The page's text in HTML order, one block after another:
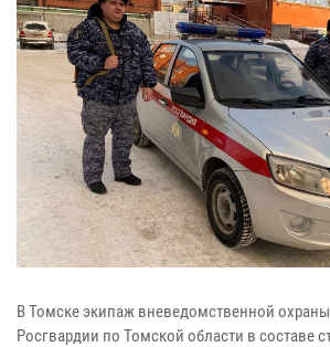
В Томске экипаж вневедомственной
Росгвардии по Томской области в составе